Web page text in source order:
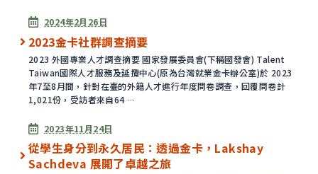
已發表2024年2月26日
2023金卡社群調查摘要
2023 外國專業人才調查摘要 國家發展委員會(下稱國發會) Talent
Taiwan國際人才服務及延攬中心(原為台灣就業金卡辦公室)於 2023
年7至8月間，針對在臺的外籍人才進行年度問卷調查，回覆問卷計
1,021份，受訪者來自64 …
已發表2023年11月24日
從學生身分到永久居民：透過金卡，Lakshay
Sachdeva 展開了卓越之旅